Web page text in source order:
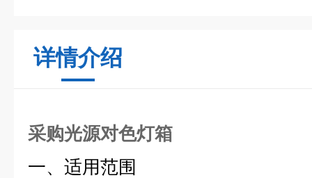
详情介绍
采购光源对色灯箱
一、适用范围